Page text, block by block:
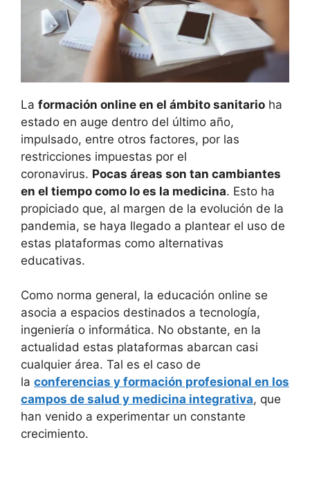
La formación online en el ámbito sanitario ha
estado en auge dentro del último año,
impulsado, entre otros factores, por las
restricciones impuestas por el
coronavirus. Pocas áreas son tan cambiantes
en el tiempo como lo es la medicina. Esto ha
propiciado que, al margen de la evolución de la
pandemia, se haya llegado a plantear el uso de
estas plataformas como alternativas
educativas.
Como norma general, la educación online se
asocia a espacios destinados a tecnología,
ingeniería o informática. No obstante, en la
actualidad estas plataformas abarcan casi
cualquier área. Tal es el caso de
la conferencias y formación profesional en los
campos de salud y medicina integrativa, que
han venido a experimentar un constante
crecimiento.